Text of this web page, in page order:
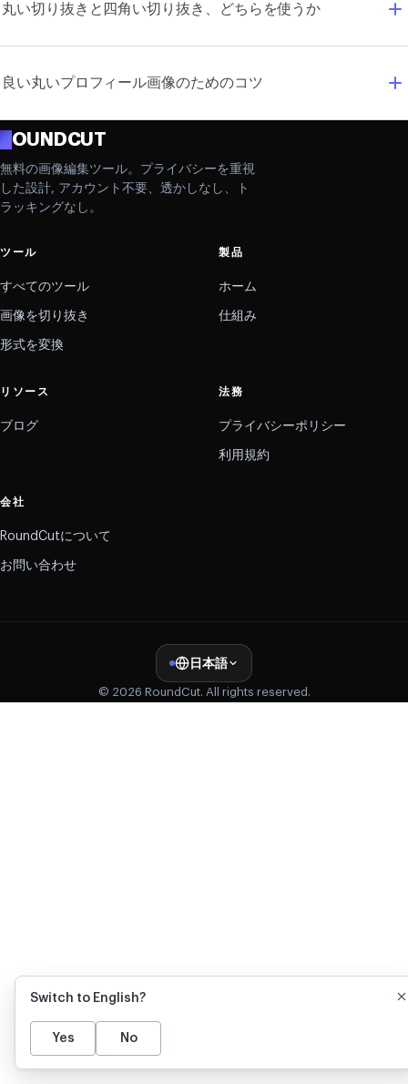
丸い切り抜きと四角い切り抜き、どちらを使うか
良い丸いプロフィール画像のためのコツ
ROUNDCUT
無料の画像編集ツール。プライバシーを重視
した設計, アカウント不要、透かしなし、ト
ラッキングなし。
ツール
すべてのツール
画像を切り抜き
形式を変換
製品
ホーム
仕組み
リソース
ブログ
法務
プライバシーポリシー
利用規約
会社
RoundCutについて
お問い合わせ
日本語
© 2026 RoundCut. All rights reserved.
Switch to English?
Yes No